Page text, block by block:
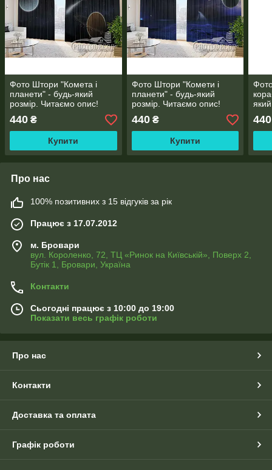
Фото Штори "Комета і
планети" - будь-який
розмір. Читаємо опис!
440 ₴
Купити
Фото Штори "Комети і
планети" - будь-який
розмір. Читаємо опис!
440₴
Купити
440
Про нас
100% позитивних з 15 відгуків за рік
Працює з 17.07.2012
м. Бровари
вул. Короленко, 72, ТЦ «Ринок на Київській», Поверх 2,
Бутік 1, Бровари, Україна
Контакти
Сьогодні працює з 10:00 до 19:00
Показати весь графік роботи
Про нас
Контакти
Доставка та оплата
Графік роботи